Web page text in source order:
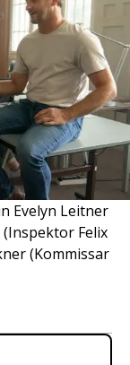
Evelyn Leitner
(Inspektor Felix
(Kommissar